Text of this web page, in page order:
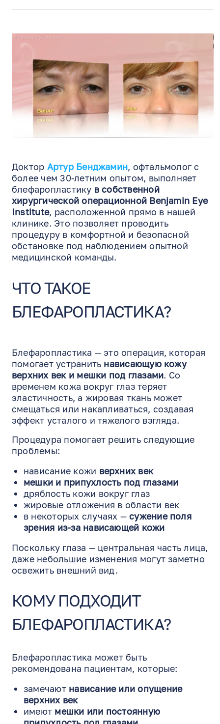
Доктор Артур Бенджамин, офтальмолог с
более чем 30-летним опытом, выполняет
блефаропластику в собственной
хирургической операционной Benjamin Eye
Institute, расположенной прямо в нашей
клинике. Это позволяет проводить
процедуру в комфортной и безопасной
обстановке под наблюдением опытной
медицинской команды.
ЧТО ТАКОЕ
БЛЕФАРОПЛАСТИКА?
Блефаропластика — это операция, которая
помогает устранить нависающую кожу
верхних век и мешки под глазами. Со
временем кожа вокруг глаз теряет
эластичность, а жировая ткань может
смещаться или накапливаться, создавая
эффект усталого и тяжелого взгляда.
Процедура помогает решить следующие
проблемы:
нависание кожи верхних век
мешки и припухлость под глазами
дряблость кожи вокруг глаз
жировые отложения в области век
в некоторых случаях —сужение поля
зрения из-за нависающей кожи
Поскольку глаза — центральная часть лица,
даже небольшие изменения могут заметно
освежить внешний вид.
КОМУ ПОДХОДИТ
БЛЕФАРОПЛАСТИКА?
Блефаропластика может быть
рекомендована пациентам, которые:
замечают нависание или опущение
верхних век
имеют мешки или постоянную